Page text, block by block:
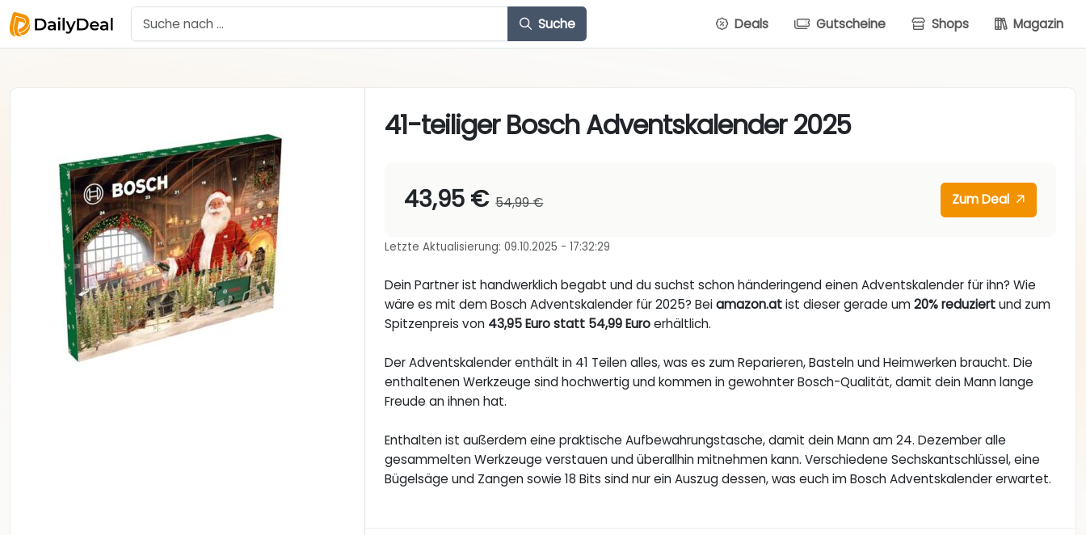
Suche Deals Gutscheine Shops Magazin
41-teiliger Bosch Adventskalender 2025
43,95 € 54,99 € Zum Deal
Letzte Aktualisierung: 09.10.2025 - 17:32:29
Dein Partner ist handwerklich begabt und du suchst schon händeringend einen Adventskalender für ihn? Wie
wäre es mit dem Bosch Adventskalender für 2025? Beiamazon.atist dieser gerade um20% reduziertund zum
Spitzenpreis von 43,95 Euro statt 54,99 Euroerhältlich.
Der Adventskalender enthält in 41 Teilen alles, was es zum Reparieren, Basteln und Heimwerken braucht. Die
enthaltenen Werkzeuge sind hochwertig und kommen in gewohnter Bosch-Qualität, damit dein Mann lange
Freude an ihnen hat.
Enthalten ist außerdem eine praktische Aufbewahrungstasche, damit dein Mann am 24. Dezember alle
gesammelten Werkzeuge verstauen und überallhin mitnehmen kann. Verschiedene Sechskantschlüssel, eine
Bügelsäge und Zangen sowie 18 Bits sind nur ein Auszug dessen, was euch im Bosch Adventskalender erwartet.